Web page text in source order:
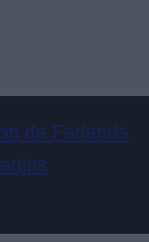
de Farlands